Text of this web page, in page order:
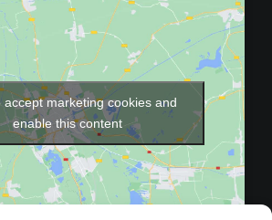
accept marketing cookies and
enable this content